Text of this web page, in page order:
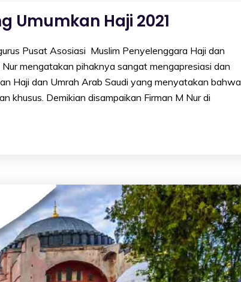
Umumkan Haji 2021
Pusat Asosiasi Muslim Penyelenggara Haji dan
mengatakan pihaknya sangat mengapresiasi dan
Haji dan Umrah Arab Saudi yang menyatakan bahwa
khusus. Demikian disampaikan Firman M Nur di